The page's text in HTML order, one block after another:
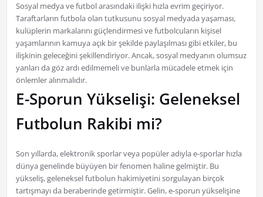
Sosyal medya ve futbol arasındaki ilişki hızla evrim geçiriyor.
Taraftarların futbola olan tutkusunu sosyal medyada yaşaması,
kulüplerin markalarını güçlendirmesi ve futbolcuların kişisel
yaşamlarının kamuya açık bir şekilde paylaşılması gibi etkiler, bu
ilişkinin geleceğini şekillendiriyor. Ancak, sosyal medyanın olumsuz
yanları da göz ardı edilmemeli ve bunlarla mücadele etmek için
önlemler alınmalıdır.
E-Sporun Yükselişi: Geleneksel
Futbolun Rakibi mi?
Son yıllarda, elektronik sporlar veya popüler adıyla e-sporlar hızla
dünya genelinde büyüyen bir fenomen haline gelmiştir. Bu
yükseliş, geleneksel futbolun hakimiyetini sorgulayan birçok
tartışmayı da beraberinde getirmiştir. Gelin, e-sporun yükselişine